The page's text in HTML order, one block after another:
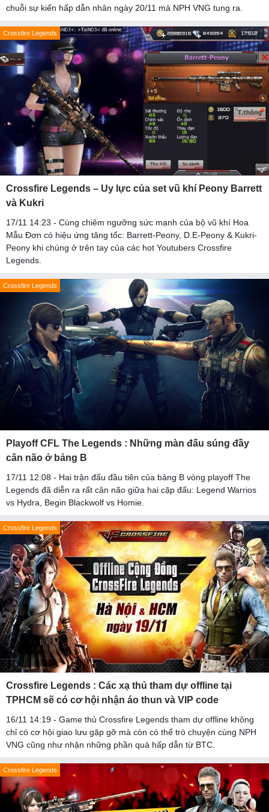
chuỗi sự kiến hấp dẫn nhân ngày 20/11 mà NPH VNG tung ra.
Crossfire Legends
Crossfire Legends – Uy lực của set vũ khí Peony Barrett
và Kukri
17/11 14:23 - Cùng chiêm ngưỡng sức mạnh của bộ vũ khí Hoa
Mẫu Đơn có hiệu ứng tăng tốc: Barrett-Peony, D.E-Peony & Kukri-
Peony khi chúng ở trên tay của các hot Youtubers Crossfire
Legends.
Crossfire Legends
Playoff CFL The Legends : Những màn đấu súng đầy
cân não ở bảng B
17/11 12:08 - Hai trận đấu đầu tiên của bảng B vòng playoff The
Legends đã diễn ra rất cân não giữa hai cặp đấu: Legend Warrios
vs Hydra, Begin Blackwolf vs Homie.
Crossfire Legends
Crossfire Legends : Các xạ thủ tham dự offline tại
TPHCM sẽ có cơ hội nhận áo thun và VIP code
16/11 14:19 - Game thủ Crossfire Legends tham dự offline không
chỉ có cơ hội giao lưu gặp gỡ mà còn có thể trò chuyện cùng NPH
VNG cũng như nhận những phần quà hấp dẫn từ BTC.
Crossfire Legends